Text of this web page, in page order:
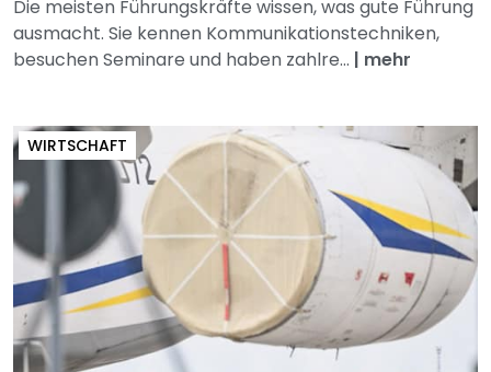
Die meisten Führungskräfte wissen, was gute Führung
ausmacht. Sie kennen Kommunikationstechniken,
besuchen Seminare und haben zahlre... | mehr
WIRTSCHAFT